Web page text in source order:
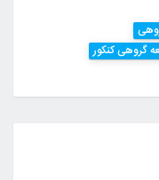
گروهی کنکور